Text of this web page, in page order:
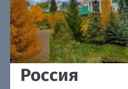
Россия